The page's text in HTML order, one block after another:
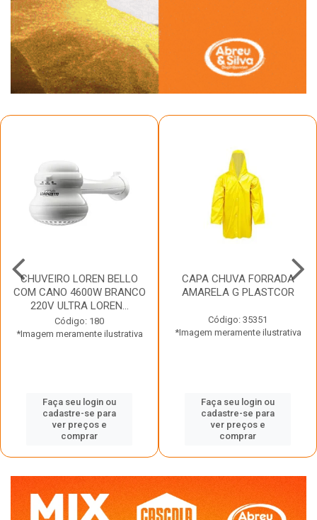
CHUVEIRO LOREN BELLO
COM CANO 4600W BRANCO
220V ULTRA LOREN...
Código: 180
*Imagem meramente ilustrativa
Faça seu login ou
cadastre-se para
ver preços e
comprar
CAPA CHUVA FORRADA
AMARELA G PLASTCOR
Código: 35351
*Imagem meramente ilustrativa
Faça seu login ou
cadastre-se para
ver preços e
comprar